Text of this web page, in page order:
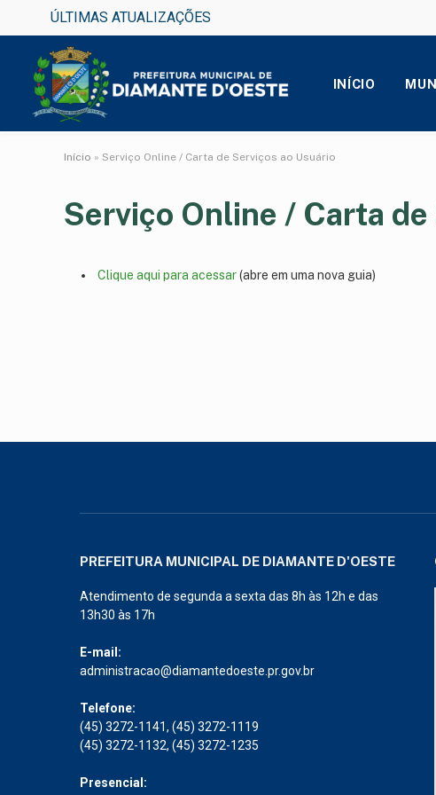
ÚLTIMAS ATUALIZAÇÕES
INÍCIO
Início » Serviço Online / Carta de Serviços ao Usuário
Serviço Online / Carta
Clique aqui para acessar(abre em uma nova guia)
PREFEITURA MUNICIPAL DE DIAMANTE D'OESTE
Atendimento de segunda a sexta das 8h às 12h e das
13h30 às 17h
E-mail:
administracao@diamantedoeste.pr.gov.br
Telefone:
(45) 3272-1141, (45) 3272-1119
(45) 3272-1132, (45) 3272-1235
Presencial: